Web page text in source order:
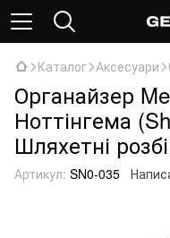
Каталог Аксесуари
Органайзер
Ноттінгема
Шляхетні
Артикул: SN0-035